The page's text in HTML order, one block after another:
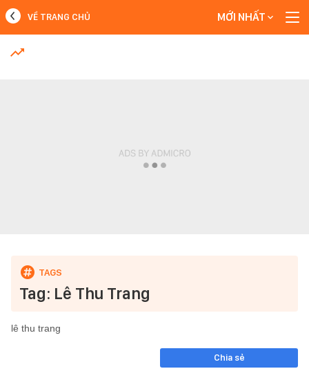
MỚI NHẤT
VỀ TRANG CHỦ MỚI NHẤT
Tag: Lê Thu Trang
lê thu trang
Chia sẻ